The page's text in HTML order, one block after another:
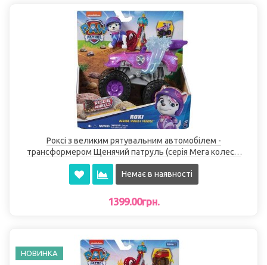
Роксі з великим рятувальним автомобілем -
трансформером Щенячий патруль (серія Мега колеса)
Spin Master
Немає в наявності
1399.00грн.
НОВИНКА